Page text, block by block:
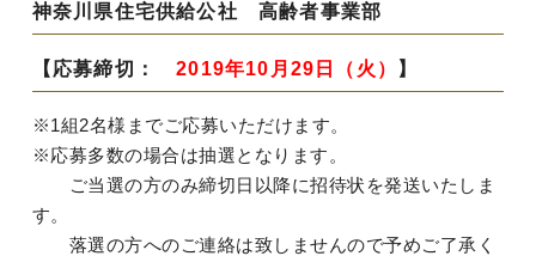
神奈川県住宅供給公社 高齢者事業部
【応募締切：2019年10月29日（火） 】
※1組2名様までご応募いただけます。
※応募多数の場合は抽選となります。
ご当選の方のみ締切日以降に招待状を発送いたしま
す。
落選の方へのご連絡は致しませんので予めご了承く